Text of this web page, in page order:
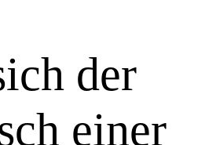
der
einer